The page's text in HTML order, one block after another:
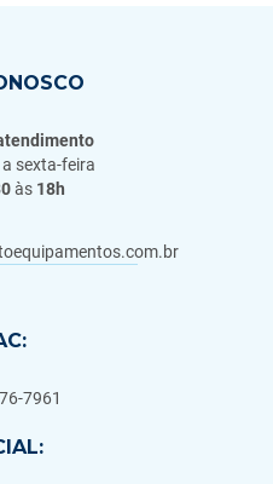
sexta-feira
às 18h
7961